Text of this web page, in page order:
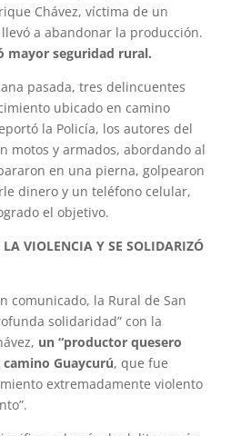
Chávez, víctima de un
a abandonar la producción.
mayor seguridad rural.
pasada, tres delincuentes
ubicado en camino
la Policía, los autores del
motos y armados, abordando al
en una pierna, golpearon
dinero y un teléfono celular,
el objetivo.
VIOLENCIA Y SE SOLIDARIZÓ
comunicado, la Rural de San
solidaridad” con la
un “productor quesero
Guaycurú, que fue
extremadamente violento